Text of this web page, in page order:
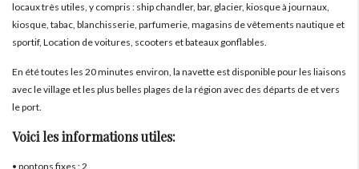
locaux très utiles, y compris : ship chandler, bar, glacier, kiosque à journaux,
kiosque, tabac, blanchisserie, parfumerie, magasins de vêtements nautique et
sportif, Location de voitures, scooters et bateaux gonflables.
En été toutes les 20 minutes environ, la navette est disponible pour les liaisons
avec le village et les plus belles plages de la région avec des départs de et vers
le port.
Voici les informations utiles:
• pontons fixes : 2